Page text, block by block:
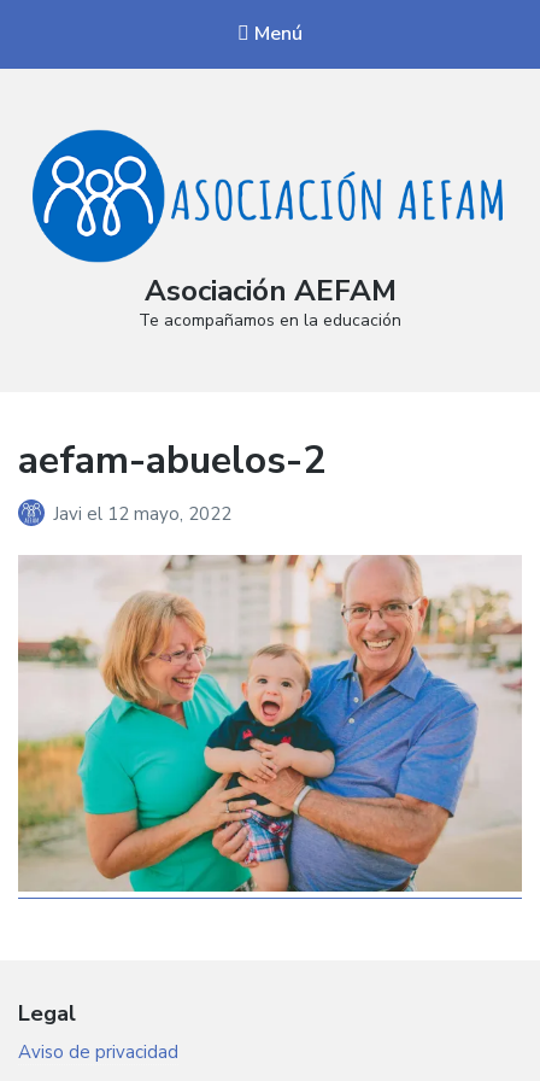
Menú
Asociación AEFAM
Te acompañamos en la educación
aefam-abuelos-2
Javi el 12 mayo, 2022
Legal
Aviso de privacidad